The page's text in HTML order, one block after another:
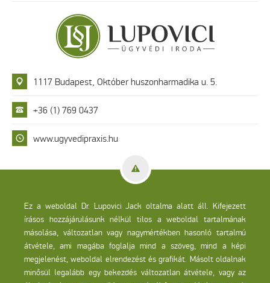
1117 Budapest, Október huszonharmadika u. 5.
+36 (1) 769 0437
www.ugyvedipraxis.hu
Ez a weboldal Dr. Lupovici Jack oltalma alatt áll. Kifejezett
írásos hozzájárulásunk nélkül tilos a weboldal tartalmának
másolása, változatlan vagy nagymértékben hasonló tartalmú
átvétele, ami magába foglalja mind a szöveg, mind a képi
megjelenést, weboldal elrendezést és grafikát. Másolt oldalnak
minősül legalább egy bekezdés változatlan átvétele, vagy az